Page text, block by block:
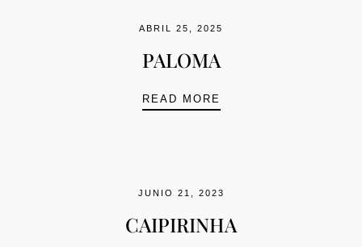
ABRIL 25, 2025
PALOMA
READ MORE
JUNIO 21, 2023
CAIPIRINHA